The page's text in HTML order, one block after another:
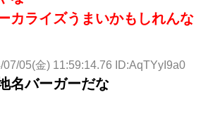
カライズうまいかもしれんな
07/05(金) 11:59:14.76 ID:AqTYyI9a0
名バーガーだな